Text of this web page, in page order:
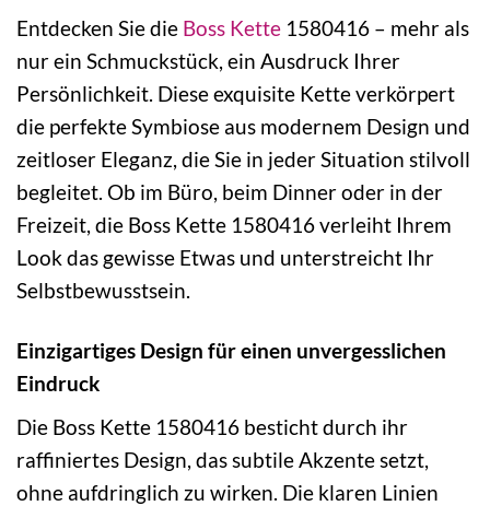
Entdecken Sie die Boss Kette 1580416 – mehr als
nur ein Schmuckstück, ein Ausdruck Ihrer
Persönlichkeit. Diese exquisite Kette verkörpert
die perfekte Symbiose aus modernem Design und
zeitloser Eleganz, die Sie in jeder Situation stilvoll
begleitet. Ob im Büro, beim Dinner oder in der
Freizeit, die Boss Kette 1580416 verleiht Ihrem
Look das gewisse Etwas und unterstreicht Ihr
Selbstbewusstsein.
Einzigartiges Design für einen unvergesslichen
Eindruck
Die Boss Kette 1580416 besticht durch ihr
raffiniertes Design, das subtile Akzente setzt,
ohne aufdringlich zu wirken. Die klaren Linien